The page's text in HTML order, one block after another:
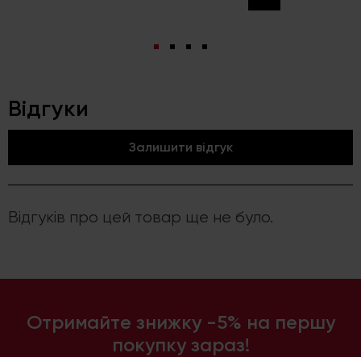
Відгуки
Залишити відгук
Відгуків про цей товар ще не було.
Отримайте знижку -5% на першу
покупку зараз!